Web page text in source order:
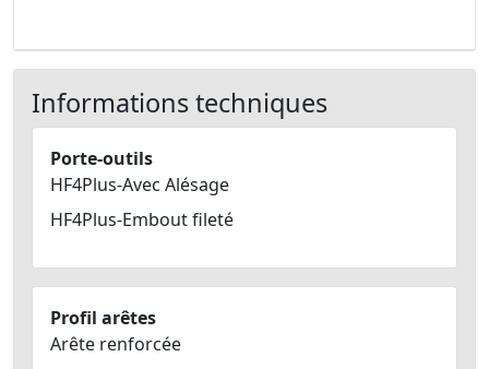
Informations techniques
Porte-outils
HF4Plus-Avec Alésage
HF4Plus-Embout fileté
Profil arêtes
Arête renforcée